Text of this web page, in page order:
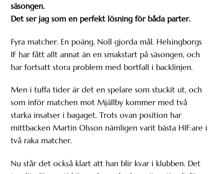
säsongen.
Det ser jag som en perfekt lösning för båda parter.
Fyra matcher. En poäng. Noll gjorda mål. Helsingborgs
IF har fått allt annat än en smakstart på säsongen, och
har fortsatt stora problem med bortfall i backlinjen.
Men i tuffa tider är det en spelare som stuckit ut, och
som inför matchen mot Mjällby kommer med två
starka insatser i bagaget. Trots ovan position har
mittbacken Martin Olsson nämligen varit bästa HIF:are i
två raka matcher.
Nu står det också klart att han blir kvar i klubben. Det